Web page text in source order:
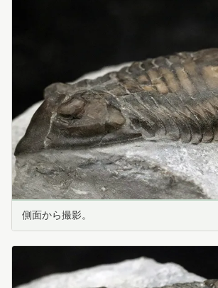
側面から撮影。